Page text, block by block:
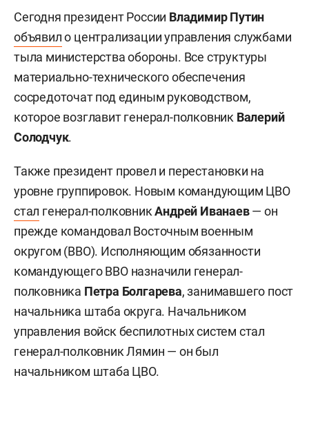
Сегодня президент России Владимир Путин
объявило централизации управления службами
тыла министерства обороны. Все структуры
материально-технического обеспечения
сосредоточат под единым руководством,
которое возглавит генерал-полковник Валерий
Солодчук.
Также президент провел и перестановки на
уровне группировок. Новым командующим ЦВО
стал генерал-полковникАндрей Иванаев— он
прежде командовал Восточным военным
округом (ВВО). Исполняющим обязанности
командующего ВВО назначили генерал-
полковника Петра Болгарева, занимавшего пост
начальника штаба округа. Начальником
управления войск беспилотных систем стал
генерал-полковник Лямин — он был
начальником штаба ЦВО.